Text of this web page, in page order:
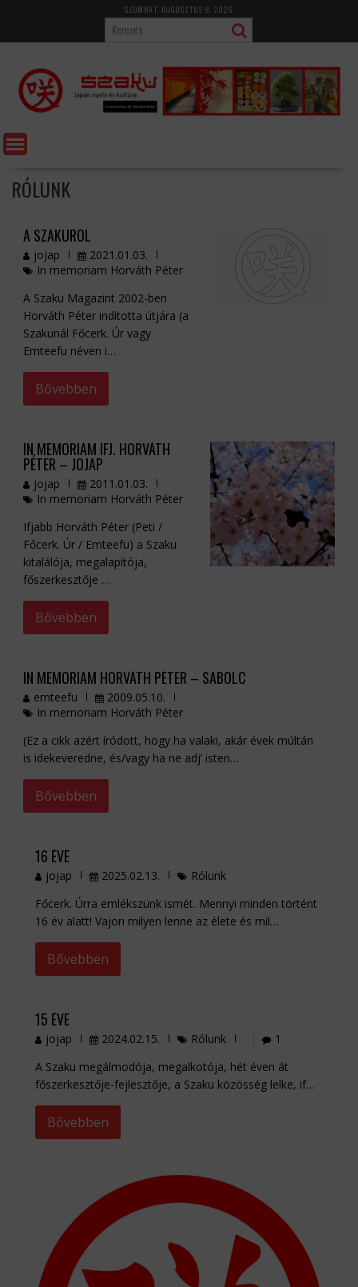
content
SZOMBAT, AUGUSZTUS 8, 2026
RÓLUNK
A SZAKURÓL
jojap
2021.01.03.
In memoriam Horváth Péter
A Szaku Magazint 2002-ben
Horváth Péter indította útjára (a
Szakunál Főcerk. Úr vagy
Emteefu néven i…
Bővebben
IN MEMORIAM IFJ. HORVÁTH
PÉTER – JOJAP
jojap
2011.01.03.
In memoriam Horváth Péter
Ifjabb Horváth Péter (Peti /
Főcerk. Úr / Emteefu) a Szaku
kitalálója, megalapítója,
főszerkesztője …
Bővebben
IN MEMORIAM HORVÁTH PÉTER – SABOLC
emteefu
2009.05.10.
In memoriam Horváth Péter
(Ez a cikk azért íródott, hogy ha valaki, akár évek múltán
is idekeveredne, és/vagy ha ne adj’ isten…
Bővebben
16 ÉVE
jojap 2025.02.13.
Rólunk
Főcerk. Úrra emlékszünk ismét. Mennyi minden történt
16 év alatt! Vajon milyen lenne az élete és mil…
Bővebben
15 ÉVE
jojap 2024.02.15. Rólunk
1
A Szaku megálmodója, megalkotója, hét éven át
főszerkesztője-fejlesztője, a Szaku közösség lelke, if…
Bővebben